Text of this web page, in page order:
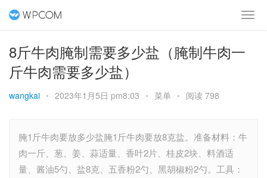
8斤牛肉腌制需要多少盐（腌制牛肉一
斤牛肉需要多少盐）
wangkai • 2023年1月5日 pm8:03 • 菜单 • 阅读 798
腌1斤牛肉要放多少盐腌1斤牛肉要放8克盐。准备材料：牛
肉一斤、葱、姜、蒜适量、香叶2片、桂皮2块、料酒适
量、酱油5勺、盐8克、五香粉2勺、黑胡椒粉2勺。工具：